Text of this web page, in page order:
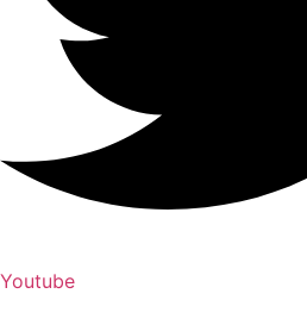
Youtube